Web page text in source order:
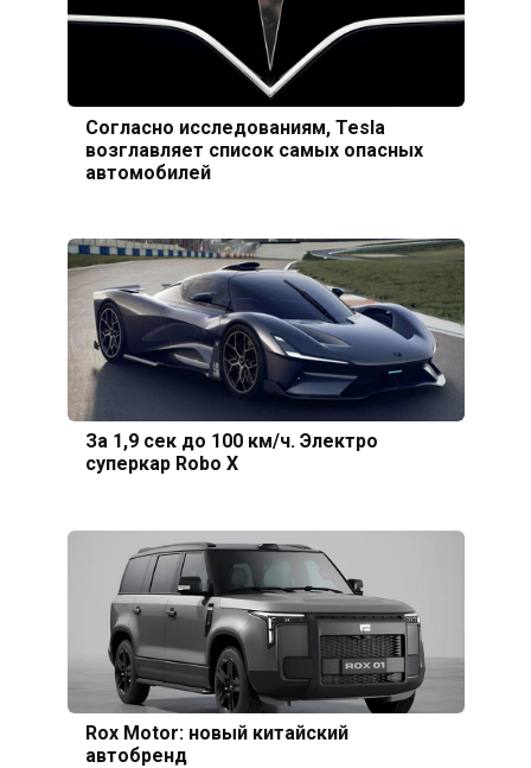
Согласно исследованиям, Tesla
возглавляет список самых опасных
автомобилей
За 1,9 сек до 100 км/ч. Электро
суперкар Robo X
Rox Motor: новый китайский
автобренд